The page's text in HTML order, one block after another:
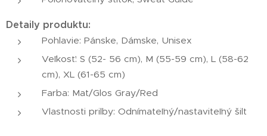
Detaily produktu:
Pohlavie: Pánske, Dámske, Unisex
Veľkosť: S (52- 56 cm), M (55-59 cm), L (58-62
cm), XL (61-65 cm)
Farba: Mat/Glos Gray/Red
Vlastnosti prilby: Odnímateľný/nastaviteľný šilt